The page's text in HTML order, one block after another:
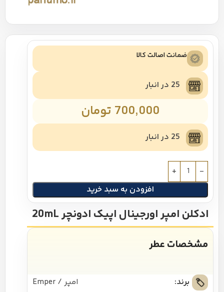
ضمانت اصالت کالا
25 در انبار
700,000 تومان
25 در انبار
افزودن به سبد خرید
ادکلن امپر اورجینال اپیک ادونچر 20mL
مشخصات عطر
برند: امپر / Emper